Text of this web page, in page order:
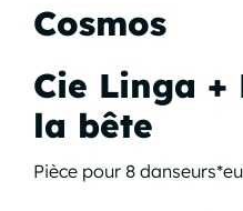
Cosmos
Cie Linga +
la bête
Pièce pour 8